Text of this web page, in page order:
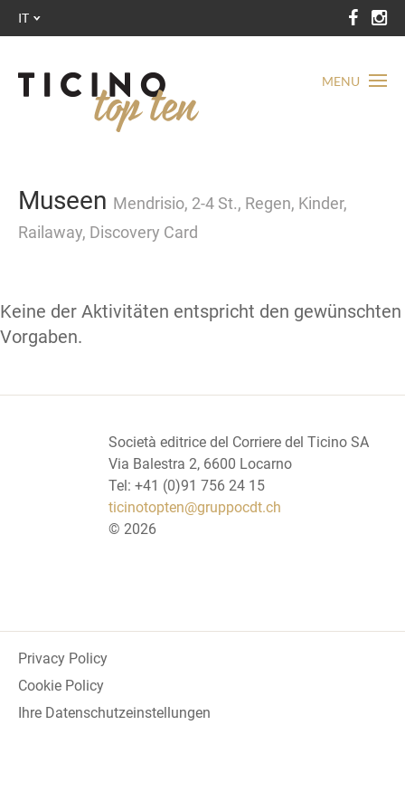
MENU
IT
Museen Mendrisio, 2-4 St., Regen, Kinder,
Railaway, Discovery Card
Keine der Aktivitäten entspricht den gewünschten
Vorgaben.
Società editrice del Corriere del Ticino SA
Via Balestra 2, 6600 Locarno
Tel: +41 (0)91 756 24 15
ticinotopten@gruppocdt.ch
© 2026
Privacy Policy
Cookie Policy
Ihre Datenschutzeinstellungen